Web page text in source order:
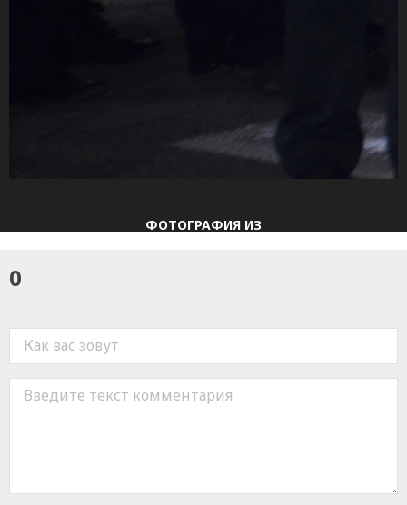
ФОТОГРАФИЯ ИЗ
0